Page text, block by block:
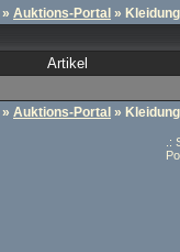
» Auktions-Portal » Kleidung
Artikel
» Auktions-Portal » Kleidung
.: